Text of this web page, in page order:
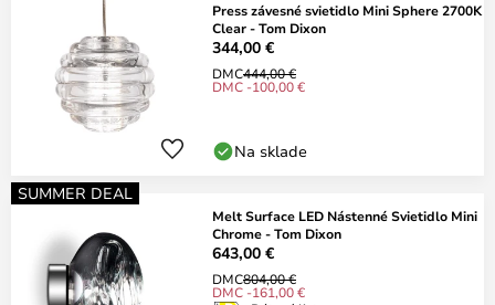
Press závesné svietidlo Mini Sphere 2700K
Clear - Tom Dixon
344,00 €
DMC444,00 €
DMC -100,00 €
Na sklade
SUMMER DEAL
Melt Surface LED Nástenné Svietidlo Mini
Chrome - Tom Dixon
643,00 €
DMC804,00 €
DMC -161,00 €